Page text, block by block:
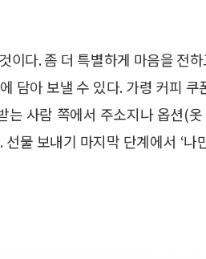
다. 좀 더 특별하게 마음을 전
담아 보낼 수 있다. 가령 커피 쿠
사람 쪽에서 주소지나 옵션(
물 보내기 마지막 단계에서 ‘나